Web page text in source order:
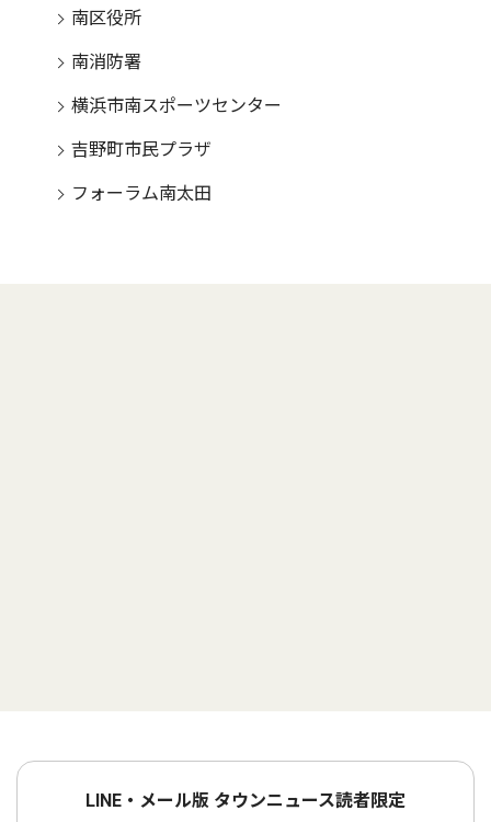
南区役所
南消防署
横浜市南スポーツセンター
吉野町市民プラザ
フォーラム南太田
LINE・メール版 タウンニュース読者限定